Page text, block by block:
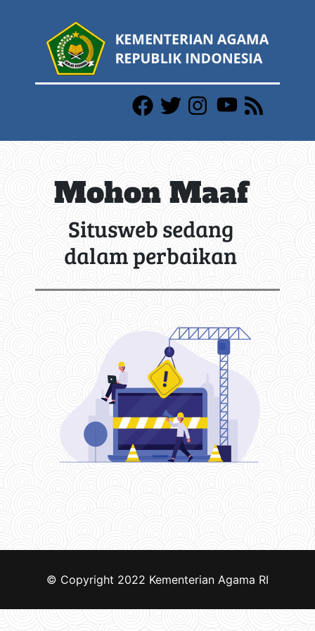
Mohon Maaf
Situsweb sedang
dalam perbaikan
© Copyright 2022 Kementerian Agama RI